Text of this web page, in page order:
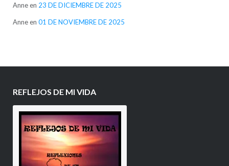
Anneen 23 DE DICIEMBRE DE 2025
Anneen 01 DE NOVIEMBRE DE 2025
REFLEJOS DE MI VIDA